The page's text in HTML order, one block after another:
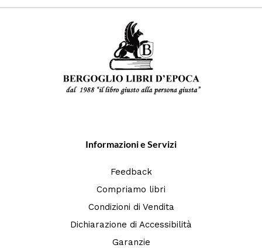
Informazioni e Servizi
Feedback
Compriamo libri
Condizioni di Vendita
Dichiarazione di Accessibilità
Garanzie